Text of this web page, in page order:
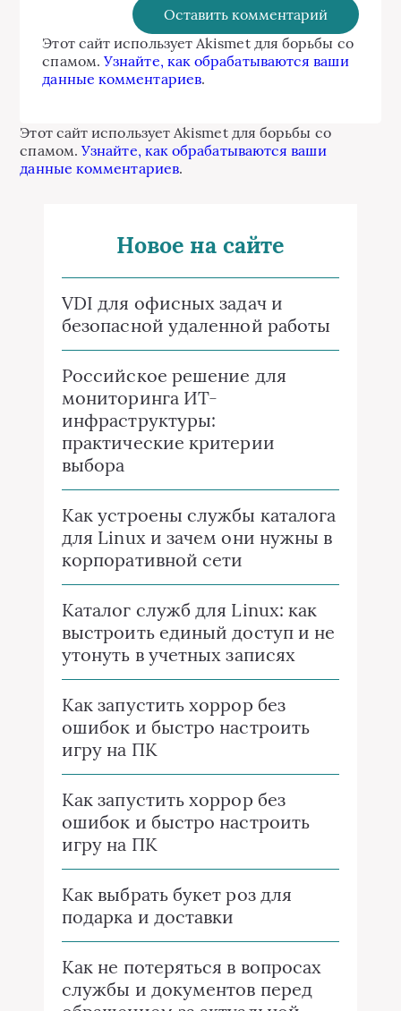
Этот сайт использует Akismet для борьбы со
спамом.Узнайте, как обрабатываются ваши
данные комментариев.
Этот сайт использует Akismet для борьбы со
спамом.Узнайте, как обрабатываются ваши
данные комментариев.
Новое на сайте
VDI для офисных задач и
безопасной удаленной работы
Российское решение для
мониторинга ИТ-
инфраструктуры:
практические критерии
выбора
Как устроены службы каталога
для Linux и зачем они нужны в
корпоративной сети
Каталог служб для Linux: как
выстроить единый доступ и не
утонуть в учетных записях
Как запустить хоррор без
ошибок и быстро настроить
игру на ПК
Как запустить хоррор без
ошибок и быстро настроить
игру на ПК
Как выбрать букет роз для
подарка и доставки
Как не потеряться в вопросах
службы и документов перед